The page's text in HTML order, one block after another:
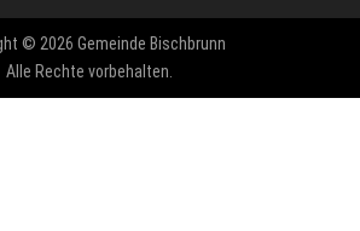
© 2026 Gemeinde Bischbrunn
Alle Rechte vorbehalten.